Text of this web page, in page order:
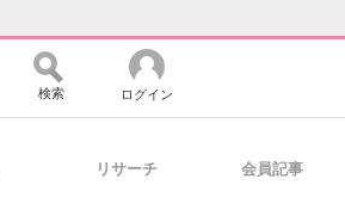
検索 ログイン
リサーチ 会員記事